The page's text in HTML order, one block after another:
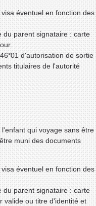
éventuel en fonction des
du parent signataire : carte
d'autorisation de sortie
titulaires de l'autorité
qui voyage sans être
muni des documents
éventuel en fonction des
du parent signataire : carte
valide ou titre d'identité et